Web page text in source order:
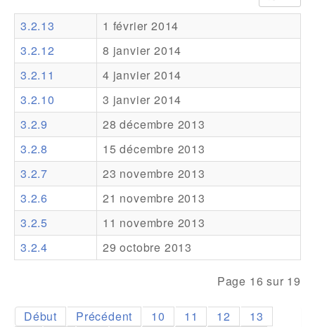
Ressources
Addons
Theme Packs
Translation Packs
Support
Forum
Support Pro
3.2.13
1 février 2014
3.2.12
8 janvier 2014
3.2.11
4 janvier 2014
3.2.10
3 janvier 2014
3.2.9
28 décembre 2013
3.2.8
15 décembre 2013
3.2.7
23 novembre 2013
3.2.6
21 novembre 2013
3.2.5
11 novembre 2013
3.2.4
29 octobre 2013
Page 16 sur 19
Début Précédent 10 11 12
13